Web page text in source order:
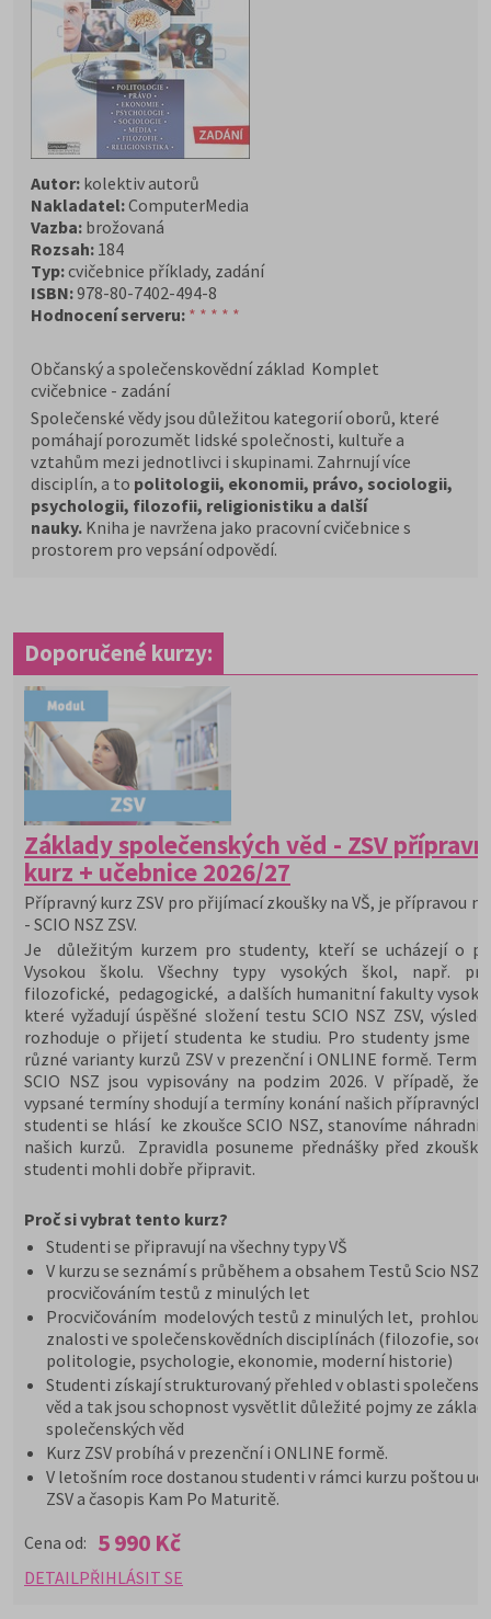
Autor: kolektiv autorů
Nakladatel:ComputerMedia
Vazba: brožovaná
Rozsah: 184
Typ:cvičebnice příklady, zadání
ISBN:978-80-7402-494-8
Hodnocení serveru: * * * * *
Občanský a společenskovědní základ Komplet
cvičebnice - zadání
Společenské vědy jsou důležitou kategorií oborů, které
pomáhají porozumět lidské společnosti, kultuře a
vztahům mezi jednotlivci i skupinami. Zahrnují více
disciplín, a to politologii, ekonomii, právo, sociologii,
psychologii, filozofii, religionistiku a další
nauky. Kniha je navržena jako pracovní cvičebnice s
prostorem pro vepsání odpovědí.
Doporučené kurzy:
Základy společenských věd - ZSV
kurz + učebnice 2026/27
Přípravný kurz ZSV pro přijímací zkoušky na VŠ, je přípravou
- SCIO NSZ ZSV.
Je důležitým kurzem pro studenty, kteří se ucházejí o
Vysokou školu. Všechny typy vysokých škol, např.
filozofické, pedagogické, a dalších humanitní fakulty
které vyžadují úspěšné složení testu SCIO NSZ ZSV,
rozhoduje o přijetí studenta ke studiu. Pro studenty jsme
různé varianty kurzů ZSV v prezenční i ONLINE formě.
SCIO NSZ jsou vypisovány na podzim 2026. V případě,
vypsané termíny shodují a termíny konání našich přípravných
studenti se hlásí ke zkoušce SCIO NSZ, stanovíme náhradní
našich kurzů. Zpravidla posuneme přednášky před
studenti mohli dobře připravit.
Proč si vybrat tento kurz?
Studenti se připravují na všechny typy VŠ
V kurzu se seznámí s průběhem a obsahem Testů Scio NSZ
procvičováním testů z minulých let
Procvičováním modelových testů z minulých let,
znalosti ve společenskovědních disciplínách (filozofie,
politologie, psychologie, ekonomie, moderní historie)
Studenti získají strukturovaný přehled v oblasti
věd a tak jsou schopnost vysvětlit důležité pojmy ze
společenských věd
Kurz ZSV probíhá v prezenční i ONLINE formě.
V letošním roce dostanou studenti v rámci kurzu poštou
ZSV a časopis Kam Po Maturitě.
Cena od: 5 990 Kč
DETAIL PŘIHLÁSIT SE